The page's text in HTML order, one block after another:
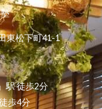
東松下町41-1
駅 徒歩2分
歩4分